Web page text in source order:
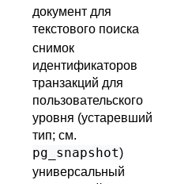
документ для
текстового поиска
снимок
идентификаторов
транзакций для
пользовательского
уровня (устаревший
тип; см.
pg_snapshot)
универсальный